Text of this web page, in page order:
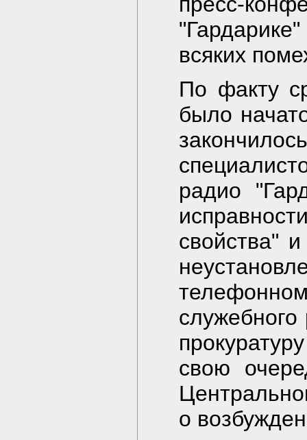
всяких
По факту
было
радио
свойства"
свою
о